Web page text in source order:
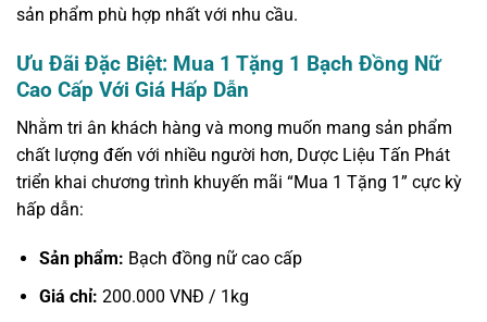
sản phẩm phù hợp nhất với nhu cầu.
Ưu Đãi Đặc Biệt: Mua 1 Tặng 1 Bạch Đồng Nữ
Cao Cấp Với Giá Hấp Dẫn
Nhằm tri ân khách hàng và mong muốn mang sản phẩm
chất lượng đến với nhiều người hơn, Dược Liệu Tấn Phát
triển khai chương trình khuyến mãi “Mua 1 Tặng 1” cực kỳ
hấp dẫn:
Sản phẩm: Bạch đồng nữ cao cấp
Giá chỉ: 200.000 VNĐ / 1kg